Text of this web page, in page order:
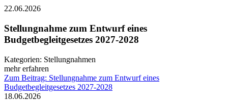
22.06.2026
Stellungnahme zum Entwurf eines
Budgetbegleitgesetzes 2027-2028
Kategorien: Stellungnahmen
mehr erfahren
Zum Beitrag: Stellungnahme zum Entwurf eines
Budgetbegleitgesetzes 2027-2028
18.06.2026